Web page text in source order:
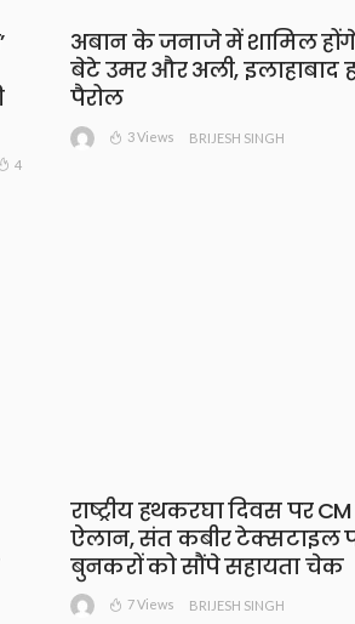
4
अबान के जनाजे में शामिल
बेटे उमर और अली, इलाहाबाद
पैरोल
3 Views BRIJESH SINGH
राष्ट्रीय हथकरघा दिवस पर
ऐलान, संत कबीर टेक्सटाइल
बुनकरों को सौंपे सहायता चेक
7 Views BRIJESH SINGH